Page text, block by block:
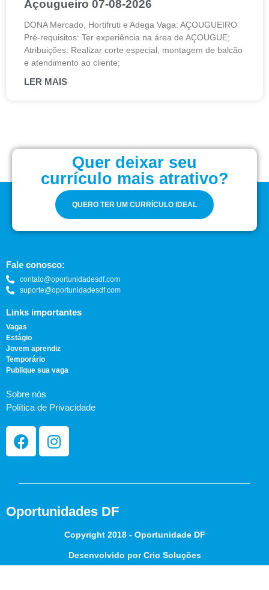
Açougueiro 07-08-2026
DONA Mercado, Hortifruti e Adega Vaga: AÇOUGUEIRO
Pré-requisitos: Ter experiência na área de AÇOUGUE;
Atribuições: Realizar corte especial, montagem de balcão
e atendimento ao cliente;
LER MAIS
Quer deixar seu
currículo mais atrativo?
QUERO TER UM CURRÍCULO IDEAL
Fale conosco:
contato@oportunidadesdf.com
suporte@oportunidadesdf.com
Links importantes
Vagas
Estágio
Jovem aprendiz
Temporário
Publique sua vaga
Sobre nós
Política de Privacidade
Oportunidades DF
Copyright 2018 - Oportunidade DF
Desenvolvido por Crio Soluções